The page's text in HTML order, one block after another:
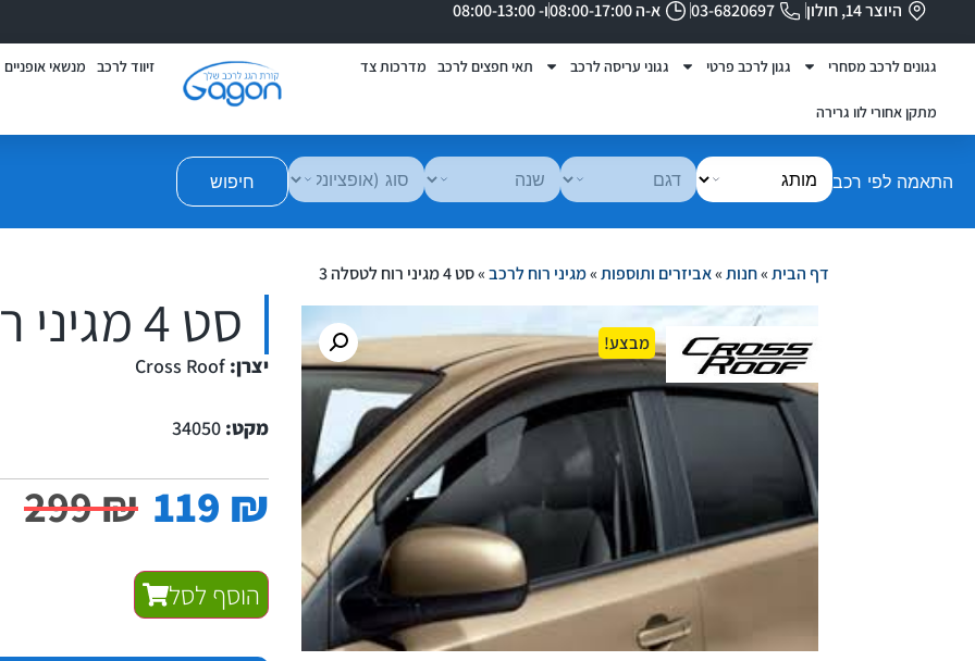
היוצר 14, חולון 03-6820697 א-ה 08:00-17:00 ו- 08:00-13:00
גגונים לרכב מסחרי גגון לרכב פרטי גגוני עריסה לרכב תאי חפצים לרכב מדרכות צד
מתקן אחורי לוו גרירה
זיווד לרכב מנשאי אופניים
התאמה לפי רכב חיפוש
דף הבית»חנות»אביזרים ותוספות»מגיני רוח לרכב»סט 4 מגיני רוח לטסלה 3
מבצע! סט 4 מגיני רוח לטסלה 3
יצרן: Cross Roof
מקט: 34050
299₪ 119 ₪
הוסף לסל